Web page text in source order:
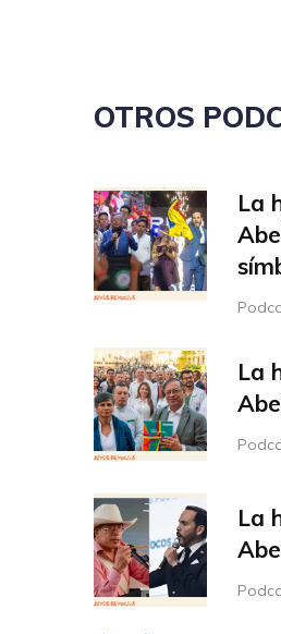
OTROS
La
La
La